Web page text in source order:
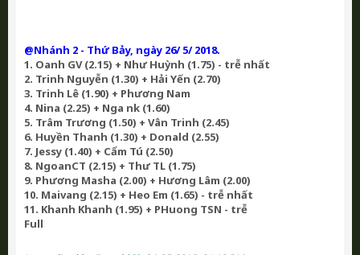
@Nhánh 2 - Thứ Bảy, ngày 26/ 5/ 2018.
1. Oanh GV (2.15) + Như Huỳnh (1.75) - trễ nhất
2. Trinh Nguyễn (1.30) + Hải Yến (2.70)
3. Trinh Lê (1.90) + Phương Nam
4. Nina (2.25) + Nga nk (1.60)
5. Trâm Trương (1.50) + Vân Trinh (2.45)
6. Huyền Thanh (1.30) + Donald (2.55)
7. Jessy (1.40) + Cẩm Tú (2.50)
8. NgoanCT (2.15) + Thư TL (1.75)
9. Phương Masha (2.00) + Hương Lâm (2.00)
10. Maivang (2.15) + Heo Em (1.65) - trễ nhất
11. Khanh Khanh (1.95) + PHuong TSN - trễ
Full